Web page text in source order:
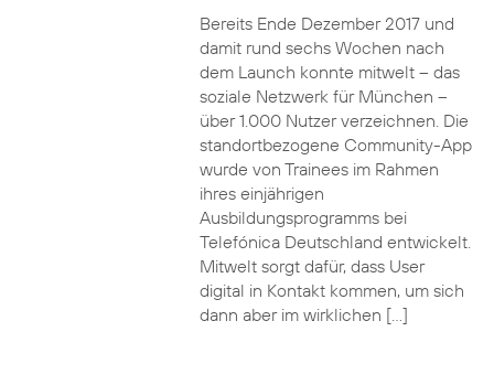
Bereits Ende Dezember 2017 und
damit rund sechs Wochen nach
dem Launch konnte mitwelt – das
soziale Netzwerk für München –
über 1.000 Nutzer verzeichnen. Die
standortbezogene Community-App
wurde von Trainees im Rahmen
ihres einjährigen
Ausbildungsprogramms bei
Telefónica Deutschland entwickelt.
Mitwelt sorgt dafür, dass User
digital in Kontakt kommen, um sich
dann aber im wirklichen […]